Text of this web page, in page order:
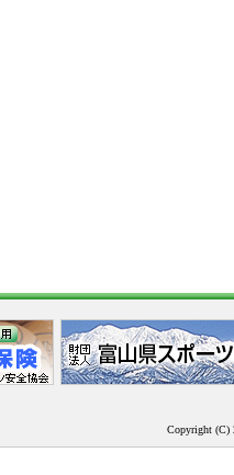
Copyright (C)